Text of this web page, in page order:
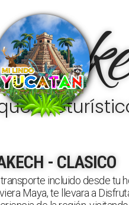
- CLASICO
incluido desde tu
Maya, te llevara a